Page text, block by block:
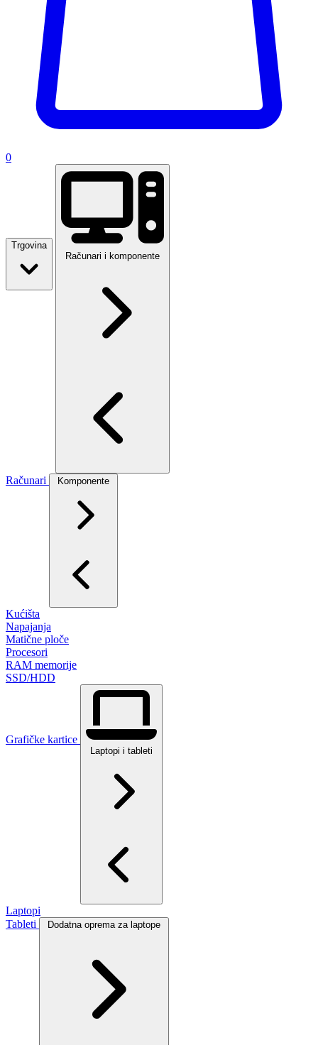
0
Trgovina
Računari i komponente
Računari Komponente
Kućišta
Napajanja
Matične ploče
Procesori
RAM memorije
SSD/HDD
Grafičke kartice
Laptopi i tableti
Laptopi
Tableti
Dodatna oprema za laptope